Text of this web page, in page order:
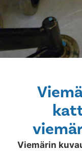
Viemärin